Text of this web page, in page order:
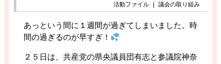
活動ファイル 議会の取り組み
あっという間に１週間が過ぎてしまいました。時
間の過ぎるのが早すぎ！
２５日は、共産党の県央議員団有志と参議院神奈